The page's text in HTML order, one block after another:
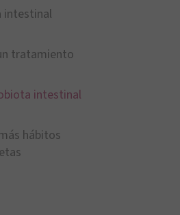
intestinal
tratamiento
intestinal
hábitos